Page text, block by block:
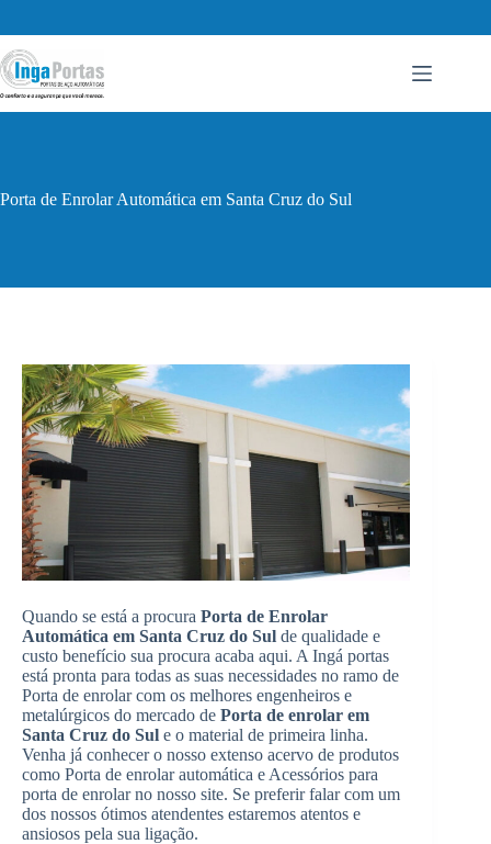
conteúdo
Porta de Enrolar Automática em Santa Cruz do Sul
Quando se está a procura Porta de Enrolar
Automática em Santa Cruz do Sul de qualidade e
custo benefício sua procura acaba aqui. A Ingá portas
está pronta para todas as suas necessidades no ramo de
Porta de enrolar com os melhores engenheiros e
metalúrgicos do mercado de Porta de enrolar em
Santa Cruz do Sul e o material de primeira linha.
Venha já conhecer o nosso extenso acervo de produtos
como Porta de enrolar automática e Acessórios para
porta de enrolar no nosso site. Se preferir falar com um
dos nossos ótimos atendentes estaremos atentos e
ansiosos pela sua ligação.